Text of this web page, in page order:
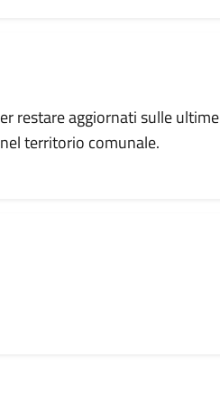
restare aggiornati sulle ultime
territorio comunale.